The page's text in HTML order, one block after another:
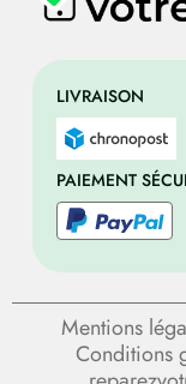
LIVRAISON
PAIEMENT
Mentions
Conditions